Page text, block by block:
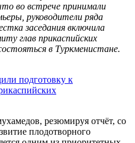
во встрече принимали
руководители ряда
заседания включила
глав прикаспийских
в Туркменистане.
подготовку к
резюмируя отчёт, со
плодотворного